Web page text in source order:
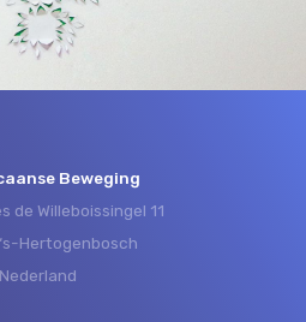
Beweging
de Willeboissingel 11
Hertogenbosch
Nederland